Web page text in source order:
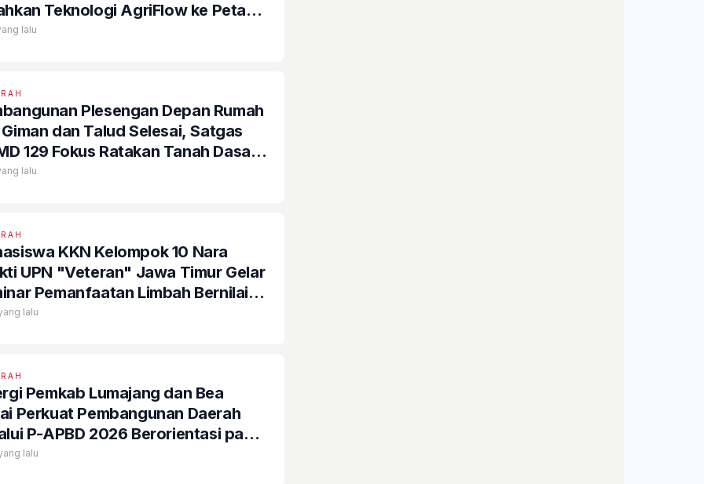
Teknologi AgriFlow ke Petani
Ngoro, Jombang
lalu
Plesengan Depan Rumah
dan Talud Selesai, Satgas
129 Fokus Ratakan Tanah Dasar
lalu
KKN Kelompok 10 Nara
UPN "Veteran" Jawa Timur Gelar
Pemanfaatan Limbah Bernilai
di Desa Mojoduwur
lalu
Pemkab Lumajang dan Bea
Perkuat Pembangunan Daerah
P-APBD 2026 Berorientasi pada
Masyarakat
lalu